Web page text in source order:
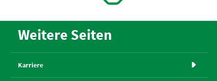
Weitere Seiten
Karriere 